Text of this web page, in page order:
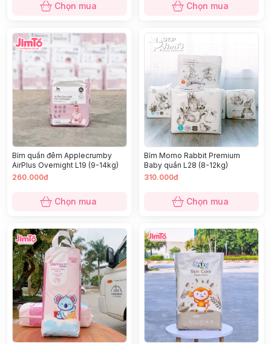
Chọn mua Chọn mua
Bỉm quần đêm Applecrumby
AirPlus Overnight L19 (9-14kg)
260.000đ
Chọn mua
Bỉm Momo Rabbit Premium
Baby quần L28 (8-12kg)
310.000đ
Chọn mua